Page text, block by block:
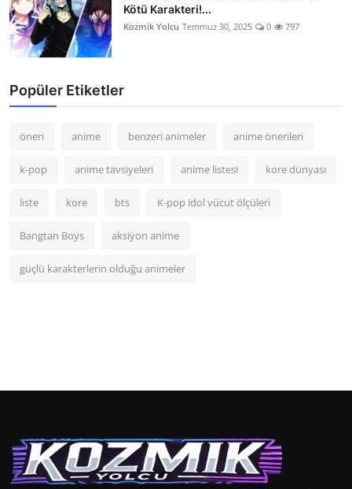
Kötü Karakteri!...
Kozmik Yolcu Temmuz 30, 2025 0 797
Popüler Etiketler
öneri anime benzeri animeler anime önerileri
k-pop anime tavsiyeleri anime listesi kore dünyası
liste kore bts K-pop idol vücut ölçüleri
Bangtan Boys aksiyon anime
güçlü karakterlerin olduğu animeler